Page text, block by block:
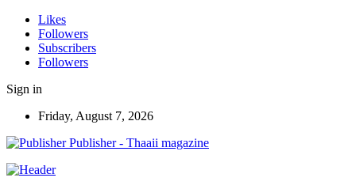
Likes
Followers
Subscribers
Followers
Sign in
Friday, August 7, 2026
Publisher - Thaaii magazine